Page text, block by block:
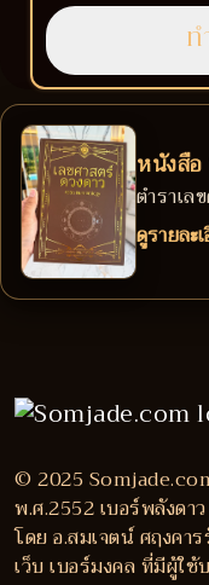
หนังสือ
ตำราเล
ดูรายละ
© 2025
พ.ศ.2552 เบอร์พลังดา
โดย อ.สมเจตน์ ศฤงคา
เว็บ เบอร์มงคล ที่มีผู้ใ